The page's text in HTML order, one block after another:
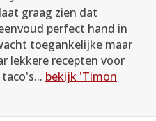
graag zien dat
perfect hand in
toegankelijke maar
lekkere recepten voor
bekijk 'Timon